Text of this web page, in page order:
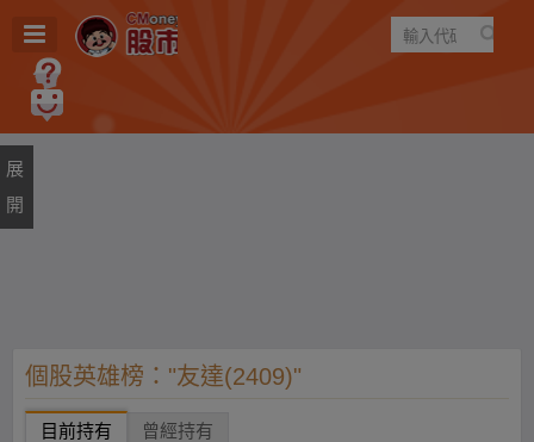
遊戲
個股英雄榜："友達(2409)"
目前持有 曾經持有